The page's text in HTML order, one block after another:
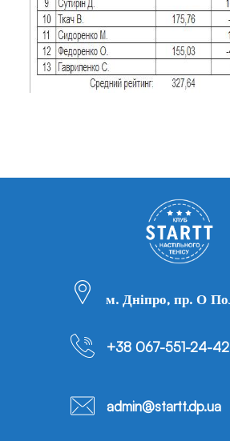
м. Дніпро, пр. О
+38 067-551-24-42
admin@startt.dp.ua